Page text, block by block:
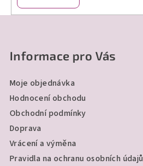
Informace pro Vás
Moje objednávka
Hodnocení obchodu
Obchodní podmínky
Doprava
Vrácení a výměna
Pravidla na ochranu osobních údajů